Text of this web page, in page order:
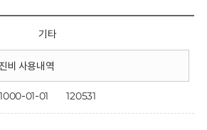
기타
비 사용내역
1000-01-01 120531